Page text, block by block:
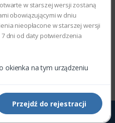
w starszej wersji zostaną
obowiązującymi w dniu
nieopłacone w starszej wersji
dni od daty potwierdzenia
okienka na tym urządzeniu
Przejdź do rejestracji
Sortowanie domyślne
aby